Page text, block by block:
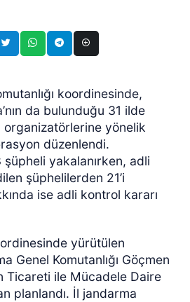
koordinesinde,
da bulunduğu 31 ilde
organizatörlerine yönelik
düzenlendi.
yakalanırken, adli
şüphelilerden 21’i
ise adli kontrol kararı
yürütülen
Genel Komutanlığı Göçmen
Ticareti ile Mücadele Daire
planlandı. İl jandarma